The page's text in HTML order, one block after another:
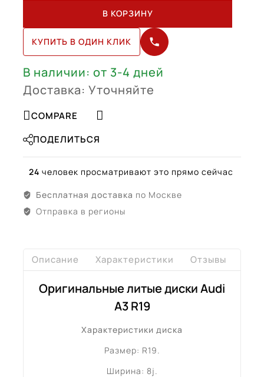
R19
(8Y0601025R)
В КОРЗИНУ
КУПИТЬ В ОДИН КЛИК
В наличии: от 3-4 дней
Доставка: Уточняйте
COMPARE
ПОДЕЛИТЬСЯ
24 человек просматривают это прямо сейчас
Бесплатная доставка по Москве
Отправка в регионы
Описание Характеристики Отзывы
Оригинальные литые диски Audi
A3 R19
Характеристики диска
Размер: R19.
Ширина: 8j.